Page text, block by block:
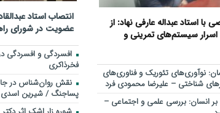
استاد عبداله عارفی نهاد: از
اسرار سیستم‌های تمرینی و
نوآوری‌های تئوریک و فناوری‌های
شناختی – علیرضا محمودی فرد
تأثیر امواج BTS بر انسان: بررسی علمی و اجتماعی –
انتصاب استاد
عضویت در شورای
افسردگی و افسردگی
فخرذاکری
نقش روان‌شناس در
پساجنگ / شیرین اسدی